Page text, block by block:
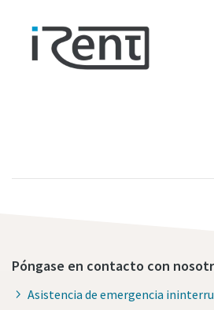
Póngase en contacto con
Asistencia de emergencia